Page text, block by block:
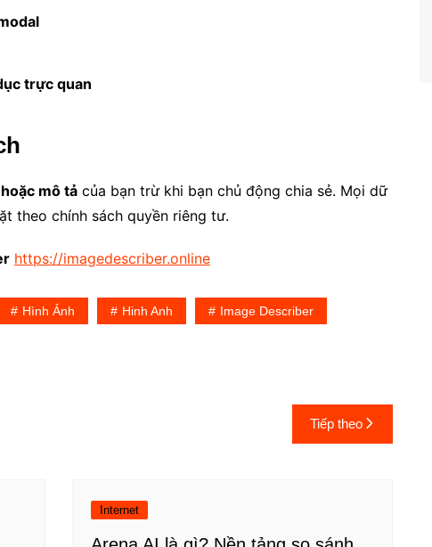
trực quan
mô tả của bạn trừ khi bạn chủ động chia sẻ. Mọi dữ
theo chính sách quyền riêng tư.
https://imagedescriber.online
Hình Ảnh Hinh Anh Image Describer
Tiếp theo
Internet